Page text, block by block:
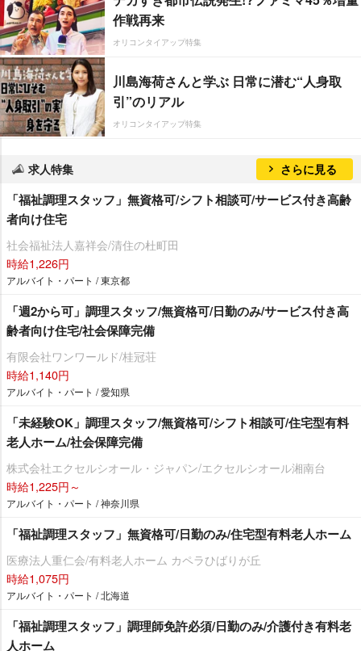
作戦再来
オリコンタイアップ特集
川島海荷さんと学ぶ 日常に潜む“人身取
引”のリアル
オリコンタイアップ特集
求人特集 さらに見る
「福祉調理スタッフ」無資格可/シフト相談可/サービス付き高齢
者向け住宅
社会福祉法人嘉祥会/清住の杜町田
時給1,226円
アルバイト・パート / 東京都
「週2から可」調理スタッフ/無資格可/日勤のみ/サービス付き高
齢者向け住宅/社会保障完備
有限会社ワンワールド/桂冠荘
時給1,140円
アルバイト・パート / 愛知県
「未経験OK」調理スタッフ/無資格可/シフト相談可/住宅型有料
老人ホーム/社会保障完備
株式会社エクセルシオール・ジャパン/エクセルシオール湘南台
時給1,225円～
アルバイト・パート / 神奈川県
「福祉調理スタッフ」無資格可/日勤のみ/住宅型有料老人ホーム
医療法人重仁会/有料老人ホーム カペラひばりが丘
時給1,075円
アルバイト・パート / 北海道
「福祉調理スタッフ」調理師免許必須/日勤のみ/介護付き有料老
人ホーム